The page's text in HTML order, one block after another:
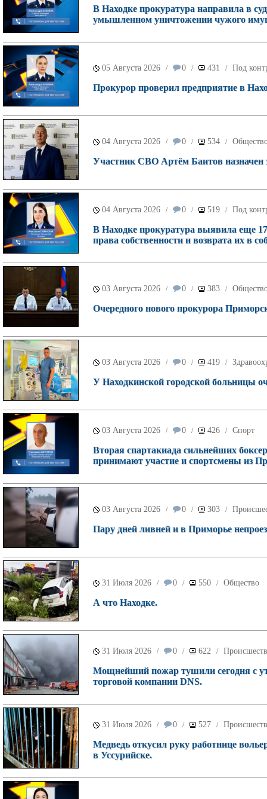
В Находке прокуратура направила в
умышленном уничтожении чужого
05 Августа 2026 / 0 / 431 / Под
Прокурор проверил предприятие в
04 Августа 2026 / 0 / 534 /
Участник СВО Артём Баитов назначен
04 Августа 2026 / 0 / 519 / Под
В Находке прокуратура выявила еще
права собственности и возврата их в
03 Августа 2026 / 0 / 383 /
Очередного нового прокурора
03 Августа 2026 / 0 / 419 /
У Находкинской городской больницы
03 Августа 2026 / 0 / 426 / Спорт
Вторая спартакиада сильнейших
принимают участие и спортсмены из
03 Августа 2026 / 0 / 303 /
Пару дней ливней и в Приморье
31 Июля 2026 / 0 / 550 / Общество
А что Находке.
31 Июля 2026 / 0 / 622 /
Мощнейший пожар тушили сегодня с
торговой компании DNS.
31 Июля 2026 / 0 / 527 /
Медведь откусил руку работнице
в Уссурийске.